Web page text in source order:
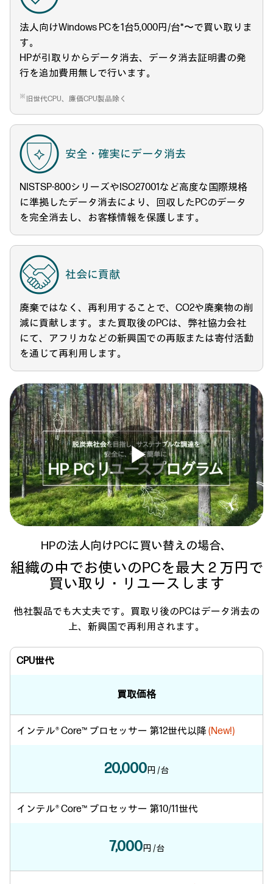
法人向けWindows PCを1台5,000円/台*〜で買い取りま
す。
HPが引取りからデータ消去、データ消去証明書の発
行を追加費用無しで行います。
※ 旧世代CPU、廉価CPU製品除く
安全・確実にデータ消去
NISTSP-800シリーズやISO27001など高度な国際規格
に準拠したデータ消去により、回収したPCのデータ
を完全消去し、お客様情報を保護します。
社会に貢献
廃棄ではなく、再利用することで、CO2や廃棄物の削
減に貢献します。また買取後のPCは、弊社協力会社
にて、アフリカなどの新興国での再販または寄付活動
を通じて再利用します。
Play
Video
HPの法人向けPCに買い替えの場合、
組織の中でお使いのPCを最大２万円で
買い取り・リユースします
他社製品でも大丈夫です。買取り後のPCはデータ消去の
上、新興国で再利用されます。
CPU世代
買取価格
インテル® Core™ プロセッサー 第12世代以降(New!)
20,000円 /台
インテル® Core™ プロセッサー 第10/11世代
7,000円 /台